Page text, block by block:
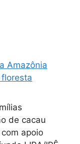
de cacau
apoio